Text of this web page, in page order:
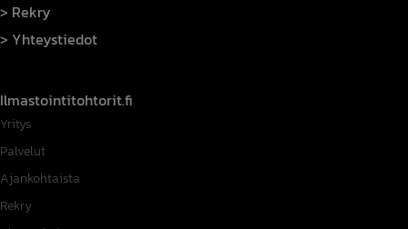
Rekry
Yhteystiedot
Ilmastointitohtorit.fi
Yritys
Palvelut
Ajankohtaista
Rekry